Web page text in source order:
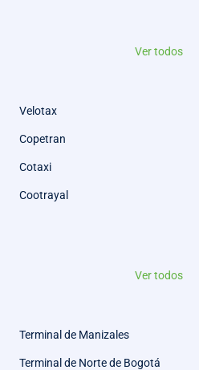
Ver todos
Velotax
Copetran
Cotaxi
Cootrayal
Ver todos
Terminal de Manizales
Terminal de Norte de Bogotá